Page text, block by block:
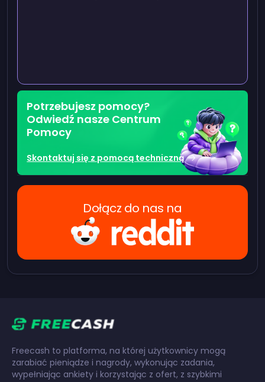
Potrzebujesz pomocy?
Odwiedź nasze Centrum
Pomocy
Skontaktuj się z pomocą techniczną
Dołącz do nas na
Freecash to platforma, na której użytkownicy mogą
zarabiać pieniądze i nagrody, wykonując zadania,
wypełniając ankiety i korzystając z ofert, z szybkimi